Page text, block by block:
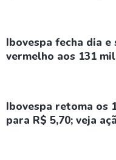
Ibovespa fecha dia e
vermelho aos 131
Ibovespa retoma os
para R$ 5,70; veja